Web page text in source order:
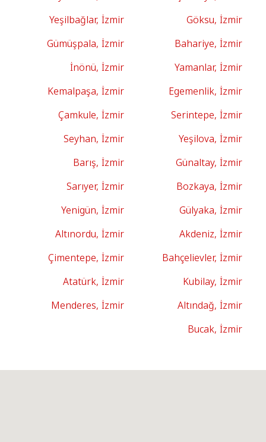
Göksu, İzmir
Yeşilbağlar, İzmir
Bahariye, İzmir
Gümüşpala, İzmir
Yamanlar, İzmir
İnönü, İzmir
Egemenlik, İzmir
Kemalpaşa, İzmir
Serintepe, İzmir
Çamkule, İzmir
Yeşilova, İzmir
Seyhan, İzmir
Günaltay, İzmir
Barış, İzmir
Bozkaya, İzmir
Sarıyer, İzmir
Gülyaka, İzmir
Yenigün, İzmir
Akdeniz, İzmir
Altınordu, İzmir
Bahçelievler, İzmir
Çimentepe, İzmir
Kubilay, İzmir
Atatürk, İzmir
Altındağ, İzmir
Menderes, İzmir
Bucak, İzmir